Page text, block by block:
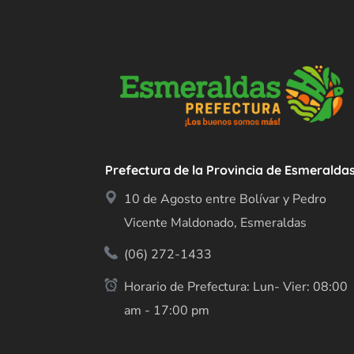
Prefectura de la Provincia de
10 de Agosto entre Bolívar y Pedro
Vicente Maldonado, Esmeraldas
(06) 272-1433
Horario de Prefectura: Lun- Vier: 08:00
am - 17:00 pm